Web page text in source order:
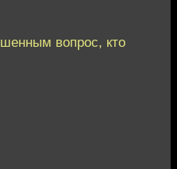
вопрос, кто